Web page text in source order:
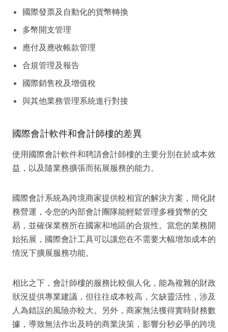
國際發票及自動化的貨幣轉換
多幣開支管理
應付及應收帳款管理
合規管理及報告
國際銷售稅及增值稅
與其他業務管理系統進行對接
國際會計軟件和會計師樓的差異
使用國際會計軟件和聘請會計師樓的主要分別在於成本效
益，以及隨業務擴張而拓展服務的能力。
國際會計系統為跨境商家提供較相宜的解決方案，簡化財
務營運，令您的內部會計團隊能輕鬆管理多種貨幣的交
易，並確保業務所在國家和地區的合規性。當您的業務開
始拓展，國際會計工具可以讓您在不需要大幅增加成本的
情況下擴展服務功能。
相比之下，會計師樓的服務比較個人化，能為複雜的財政
狀況提供專業建議，但往往成本較高，欠缺靈活性，涉及
人為錯誤的風險亦較大。另外，商家無法獲得實時財務數
據，導致無法作出及時的商業決策，影響分秒必爭的跨境